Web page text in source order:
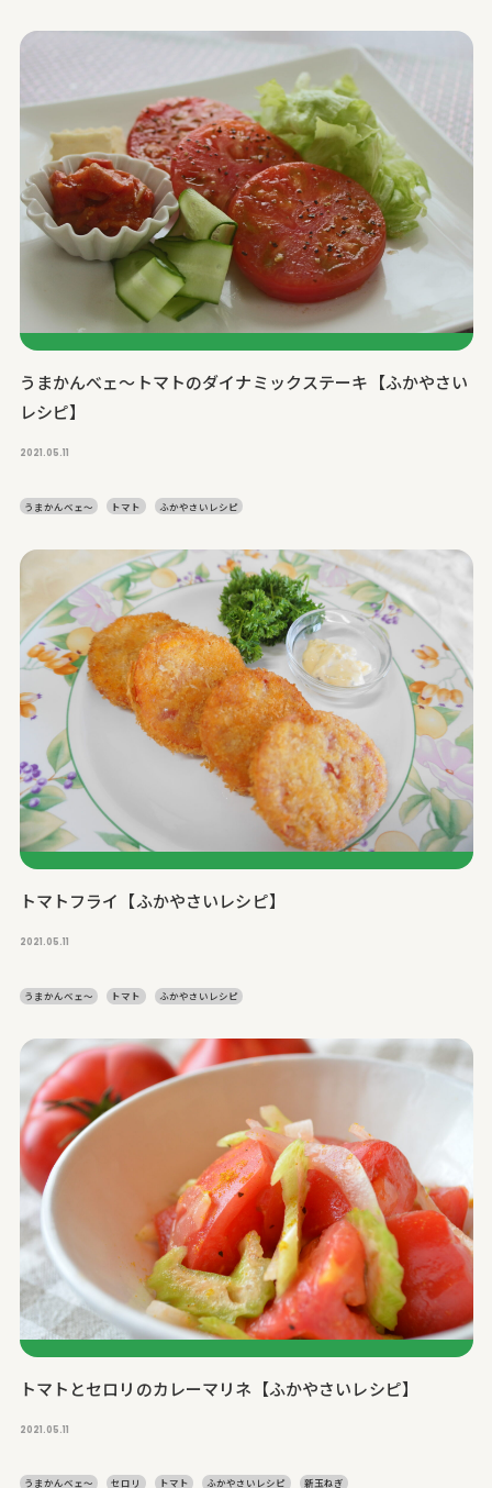
うまかんべェ～トマトのダイナミックステーキ【ふかやさい
レシピ】
2021.05.11
うまかんベェ～ トマト ふかやさいレシピ
トマトフライ【ふかやさいレシピ】
2021.05.11
うまかんベェ～ トマト ふかやさいレシピ
トマトとセロリのカレーマリネ【ふかやさいレシピ】
2021.05.11
うまかんベェ～ セロリ トマト ふかやさいレシピ 新玉ねぎ